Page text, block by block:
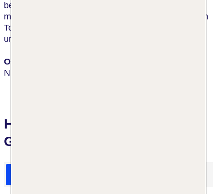
bei Roulette oder anderen Glücksspielen versuchen
möchten. Das beliebte Imax-Theater oder der Skylon
Tower sind weitere Attraktionen, die Sie in
unmittelbarer Umgebung vom Hotel finden.
Ort
Niagara Falls
Hotelbewertungen Wyndham
Grand Fallsview Hotel